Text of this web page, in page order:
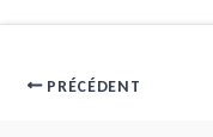
PRÉCÉDENT